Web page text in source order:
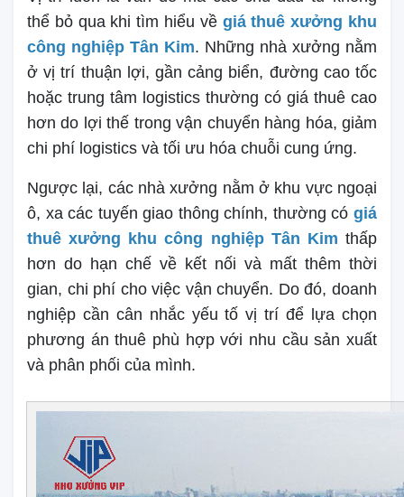
thể bỏ qua khi tìm hiểu về giá thuê xưởng khu
công nghiệp Tân Kim. Những nhà xưởng nằm
ở vị trí thuận lợi, gần cảng biển, đường cao tốc
hoặc trung tâm logistics thường có giá thuê cao
hơn do lợi thế trong vận chuyển hàng hóa, giảm
chi phí logistics và tối ưu hóa chuỗi cung ứng.
Ngược lại, các nhà xưởng nằm ở khu vực ngoại
ô, xa các tuyến giao thông chính, thường có giá
thuê xưởng khu công nghiệp Tân Kim thấp
hơn do hạn chế về kết nối và mất thêm thời
gian, chi phí cho việc vận chuyển. Do đó, doanh
nghiệp cần cân nhắc yếu tố vị trí để lựa chọn
phương án thuê phù hợp với nhu cầu sản xuất
và phân phối của mình.